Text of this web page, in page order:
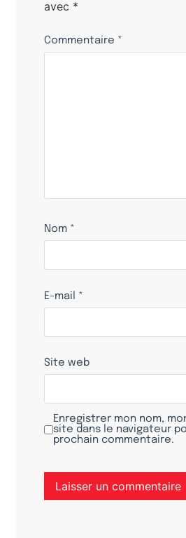
avec *
Commentaire *
Nom *
E-mail *
Site web
Enregistrer mon nom,
site dans le navigateur
prochain commentaire.